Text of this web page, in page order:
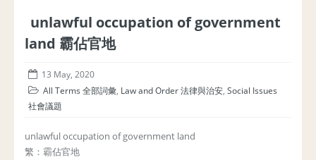
unlawful occupation of government
land 霸佔官地
13 May, 2020
All Terms 全部詞彙, Law and Order 法律與治安, Social Issues
社會議題
unlawful occupation of government land
繁：霸佔官地